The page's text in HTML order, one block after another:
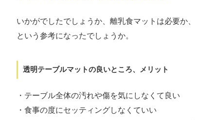
いかがでしたでしょうか、離乳食マットは必要か、
という参考になったでしょうか。
透明テーブルマットの良いところ、メリット
・テーブル全体の汚れや傷を気にしなくて良い
・食事の度にセッティングしなくていい